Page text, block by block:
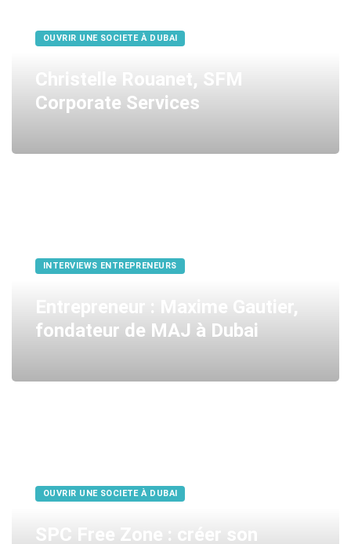
OUVRIR UNE SOCIETE À DUBAI
Christelle Rouanet, SFM
Corporate Services
INTERVIEWS ENTREPRENEURS
Entrepreneur : Maxime Gautier,
fondateur de MAJ à Dubai
OUVRIR UNE SOCIETE À DUBAI
SPC Free Zone : créer son